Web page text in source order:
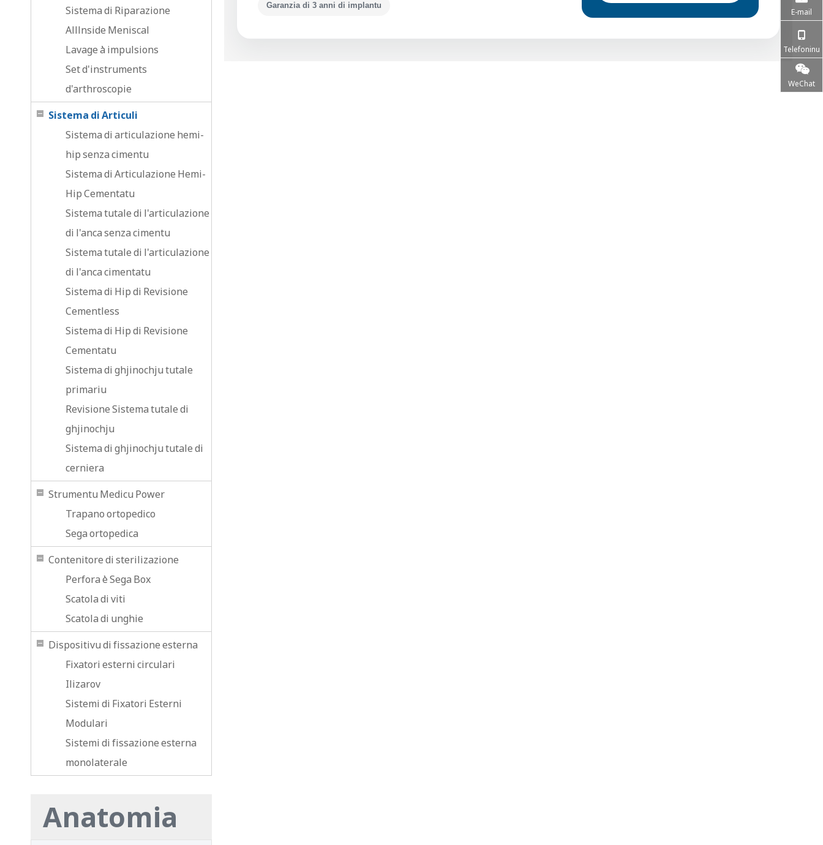
Sistema di Riparazione
Alllnside Meniscal
Lavage à impulsions
Set d'instruments
d'arthroscopie
Sistema di Articuli
Sistema di articulazione hemi-
hip senza cimentu
Sistema di Articulazione Hemi-
Hip Cementatu
Sistema tutale di l'articulazione
di l'anca senza cimentu
Sistema tutale di l'articulazione
di l'anca cimentatu
Sistema di Hip di Revisione
Cementless
Sistema di Hip di Revisione
Cementatu
Sistema di ghjinochju tutale
primariu
Revisione Sistema tutale di
ghjinochju
Sistema di ghjinochju tutale di
cerniera
Strumentu Medicu Power
Trapano ortopedico
Sega ortopedica
Contenitore di sterilizazione
Perfora è Sega Box
Scatola di viti
Scatola di unghie
Dispositivu di fissazione esterna
Fixatori esterni circulari
Ilizarov
Sistemi di Fixatori Esterni
Modulari
Sistemi di fissazione esterna
monolaterale
Anatomia
Garanzia di 3 anni di implantu
E-mail
Telefoninu
WeChat